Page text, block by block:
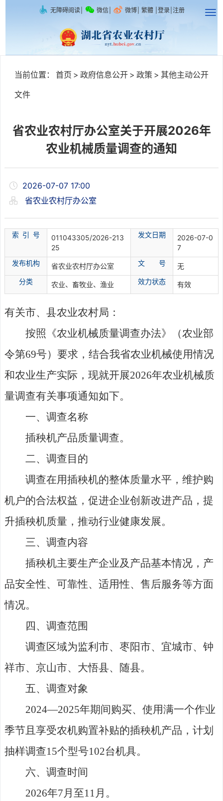
无障碍阅读 微信 微博 繁體 登录 注册
当前位置： 首页 > 政府信息公开 > 政策 > 其他主动公开
文件
省农业农村厅办公室关于开展2026年
农业机械质量调查的通知
2026-07-07 17:00
省农业农村厅办公室
索 引 号
011043305/2026-213
25
发文日期
2026-07-0
7
发布机构
省农业农村厅办公室 文 号
无
分类 农业、畜牧业、渔业 效力状态 有效
有关市、县农业农村局：
按照《农业机械质量调查办法》（农业部
令第69号）要求，结合我省农业机械使用情况
和农业生产实际，现就开展2026年农业机械质
量调查有关事项通知如下。
一、调查名称
插秧机产品质量调查。
二、调查目的
调查在用插秧机的整体质量水平，维护购
机户的合法权益，促进企业创新改进产品，提
升插秧机质量，推动行业健康发展。
三、调查内容
插秧机主要生产企业及产品基本情况，产
品安全性、可靠性、适用性、售后服务等方面
情况。
四、调查范围
调查区域为监利市、枣阳市、宜城市、钟
祥市、京山市、大悟县、随县。
五、调查对象
2024—2025年期间购买、使用满一个作业
季节且享受农机购置补贴的插秧机产品，计划
抽样调查15个型号102台机具。
六、调查时间
2026年7月至11月。